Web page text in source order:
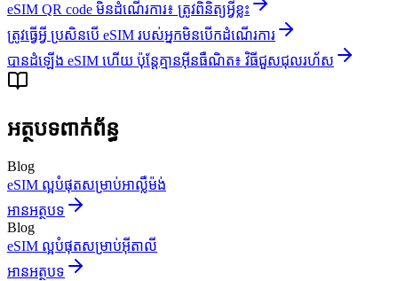
eSIM QR code មិនដំណើរការ៖ ត្រូវពិនិត្យអ្វីខ្លះ
ត្រូវធ្វើអ្វី ប្រសិនបើ eSIM របស់អ្នកមិនបើកដំណើរការ
បានដំឡើង eSIM ហើយ ប៉ុន្តែគ្មានអ៊ីនធឺណិត៖ វិធីជួសជុលរហ័ស
អត្ថបទពាក់ព័ន្ធ
Blog
eSIM ល្អបំផុតសម្រាប់អាល្លឺម៉ង់
អានអត្ថបទ
Blog
eSIM ល្អបំផុតសម្រាប់អ៊ីតាលី
អានអត្ថបទ